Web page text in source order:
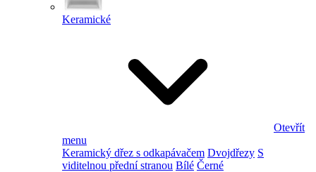
Keramické
Otevřít
menu
Keramický dřez s odkapávačem Dvojdřezy S
viditelnou přední stranou Bílé Černé